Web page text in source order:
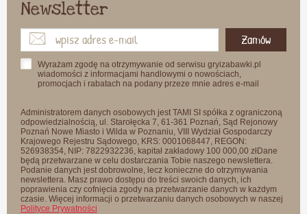
Newsletter
Zamów
Wyrażam zgodę na otrzymywanie od serwisu gryizabawki.pl
wiadomości z informacjami handlowymi o nowościach,
promocjach i rabatach na podany przeze mnie adres e-mail
Administratorem danych osobowych jest TAMI SI spółka z ograniczoną
odpowiedzialnością, ul. Starołęcka 7, 61-361 Poznań, Sąd Rejonowy
Poznań Nowe Miasto i Wilda w Poznaniu, VIII Wydział Gospodarczy
Krajowego Rejestru Sądowego, KRS: 0001068447, REGON:
526938354, NIP: 7822932236, kapitał zakładowy 100 000,00 złDane
będą przetwarzane w celu dostarczania Tobie naszego newslettera.
Podanie danych jest dobrowolne, lecz konieczne do otrzymywania
newslettera. Masz prawo dostępu do treści swoich danych, ich
poprawienia czy cofnięcia zgody na przetwarzanie danych w każdym
czasie. Więcej informacji o przetwarzaniu danych osobowych w naszej
Polityce Prywatności